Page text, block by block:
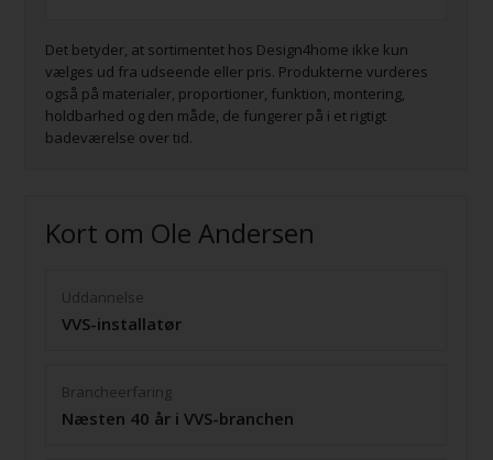
Det betyder, at sortimentet hos Design4home ikke kun
vælges ud fra udseende eller pris. Produkterne vurderes
også på materialer, proportioner, funktion, montering,
holdbarhed og den måde, de fungerer på i et rigtigt
badeværelse over tid.
Kort om Ole Andersen
Uddannelse
VVS-installatør
Brancheerfaring
Næsten 40 år i VVS-branchen